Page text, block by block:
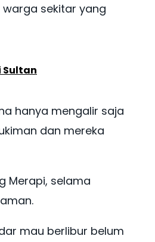
sekitar yang
Sultan
hanya mengalir saja
dan mereka
Merapi, selama
mau berlibur belum